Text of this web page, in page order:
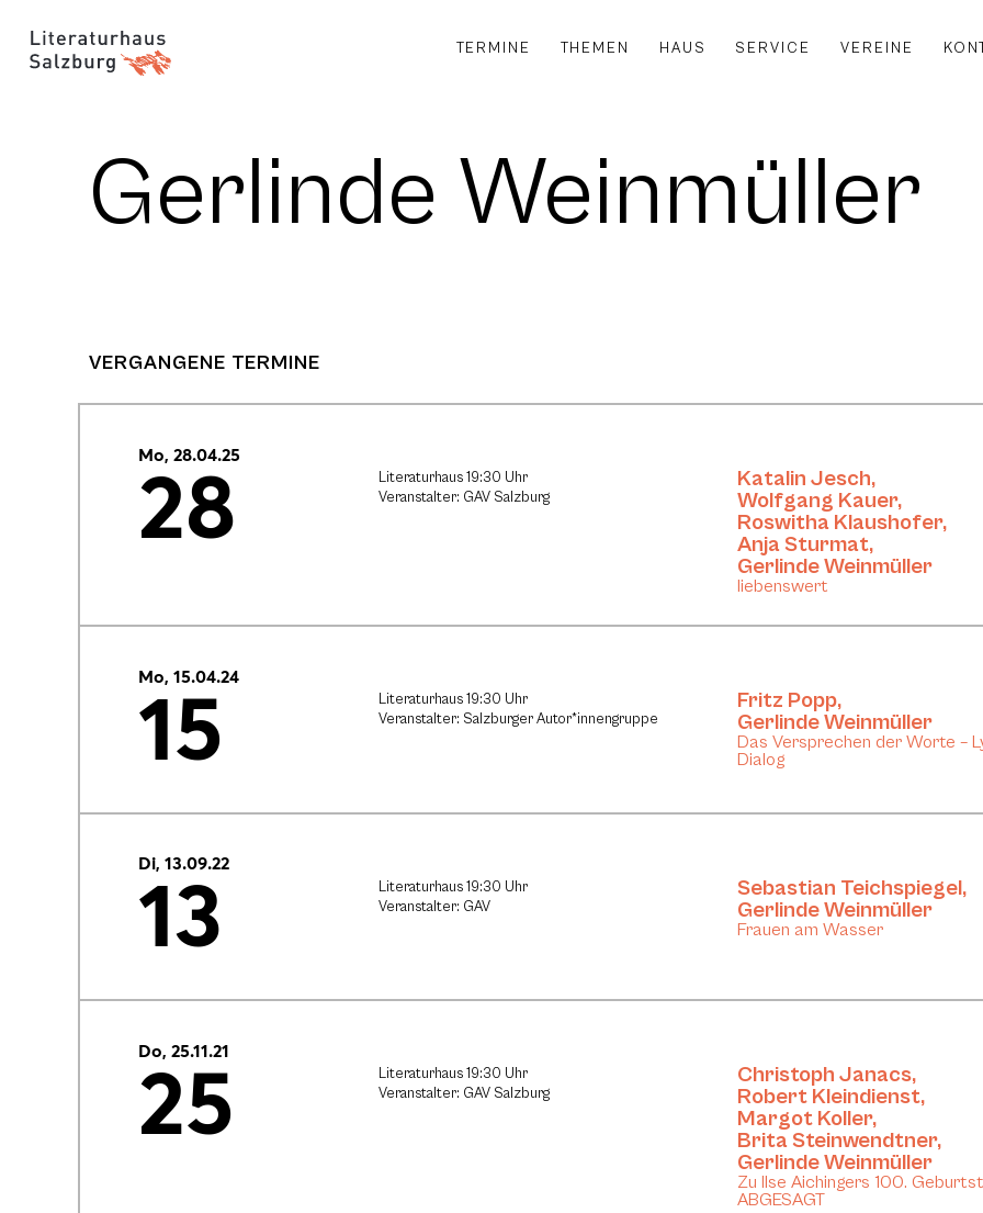
TERMINE THEMEN HAUS SERVICE VEREINE
Gerlinde Weinmüller
VERGANGENE TERMINE
Mo, 28.04.25
28
Literaturhaus 19:30 Uhr
Veranstalter: GAV Salzburg
Katalin Jesch,
Wolfgang Kauer,
Roswitha Klaushofer,
Anja Sturmat,
Gerlinde Weinmüller
liebenswert
Mo, 15.04.24
15
Literaturhaus 19:30 Uhr
Veranstalter: Salzburger Autor*innengruppe
Fritz Popp,
Gerlinde Weinmüller
Das Versprechen der Worte –
Dialog
Di, 13.09.22
13
Literaturhaus 19:30 Uhr
Veranstalter: GAV
Sebastian Teichspiegel,
Gerlinde Weinmüller
Frauen am Wasser
Do, 25.11.21
25
Literaturhaus 19:30 Uhr
Veranstalter: GAV Salzburg
Christoph Janacs,
Robert Kleindienst,
Margot Koller,
Brita Steinwendtner,
Gerlinde Weinmüller
Zu Ilse Aichingers 100.
ABGESAGT